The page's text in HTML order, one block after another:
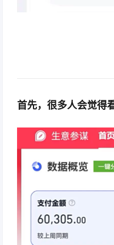
首先，很多人会觉得